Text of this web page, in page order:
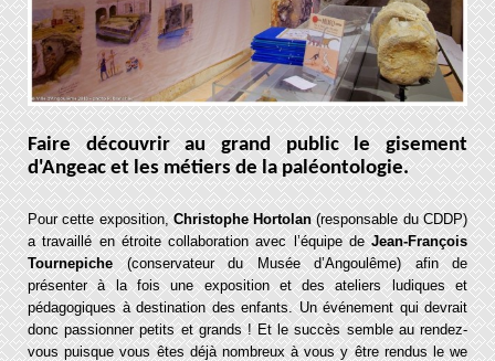
Faire découvrir au grand public le gisement
d'Angeac et les métiers de la paléontologie.
Pour cette exposition,Christophe Hortolan(responsable du CDDP)
a travaillé en étroite collaboration avec l’équipe deJean-François
Tournepiche (conservateur du Musée d’Angoulême) afin de
présenter à la fois une exposition et des ateliers ludiques et
pédagogiques à destination des enfants. Un événement qui devrait
donc passionner petits et grands ! Et le succès semble au rendez-
vous puisque vous êtes déjà nombreux à vous y être rendus le we